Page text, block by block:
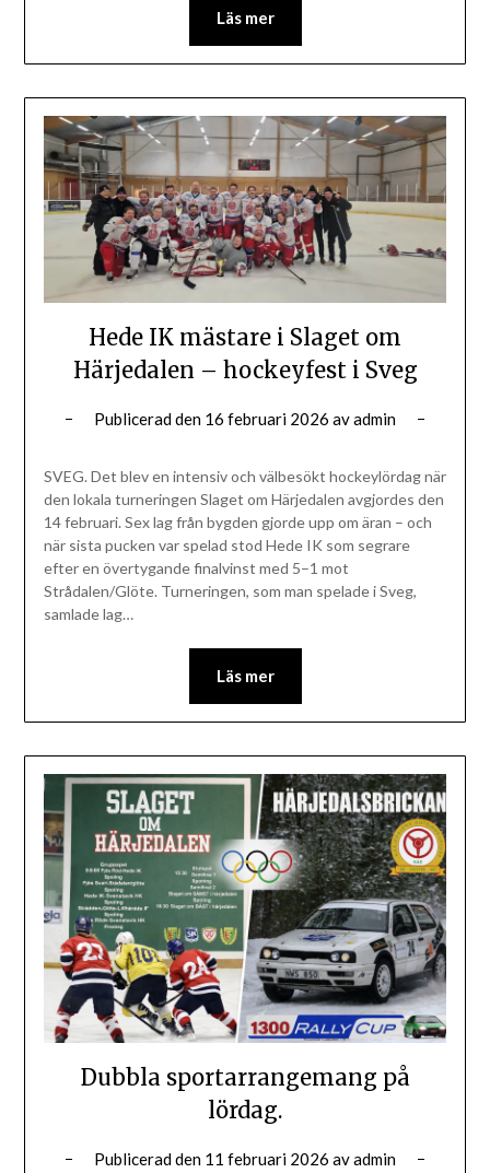
Läs mer
Hede IK mästare i Slaget om
Härjedalen – hockeyfest i Sveg
Publicerad den 16 februari 2026 avadmin
SVEG. Det blev en intensiv och välbesökt hockeylördag när
den lokala turneringen Slaget om Härjedalen avgjordes den
14 februari. Sex lag från bygden gjorde upp om äran – och
när sista pucken var spelad stod Hede IK som segrare
efter en övertygande finalvinst med 5–1 mot
Strådalen/Glöte. Turneringen, som man spelade i Sveg,
samlade lag…
Läs mer
Dubbla sportarrangemang på
lördag.
Publicerad den 11 februari 2026 avadmin